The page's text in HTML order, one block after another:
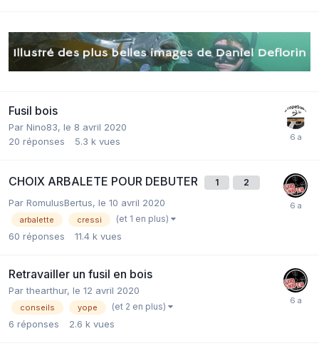
Fusil bois
Par Nino83, le 8 avril 2020
20 réponses 5.3 k vues
CHOIX ARBALETE POUR DEBUTER 1 2
Par RomulusBertus, le 10 avril 2020
arbalette cressi (et 1 en plus)
60 réponses 11.4 k vues
Retravailler un fusil en bois
Parthearthur, le 12 avril 2020
conseils yope (et 2 en plus)
6 réponses 2.6 k vues